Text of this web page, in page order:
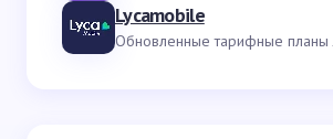
Lycamobile
Обновленные тарифные планы